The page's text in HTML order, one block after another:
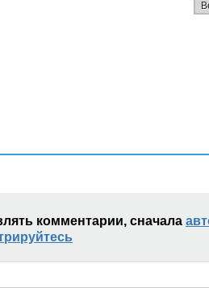
комментарии, сначала